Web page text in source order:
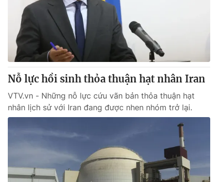
Nỗ lực hồi sinh thỏa thuận hạt nhân Iran
VTV.vn - Những nỗ lực cứu vãn bản thỏa thuận hạt
nhân lịch sử với Iran đang được nhen nhóm trở lại.